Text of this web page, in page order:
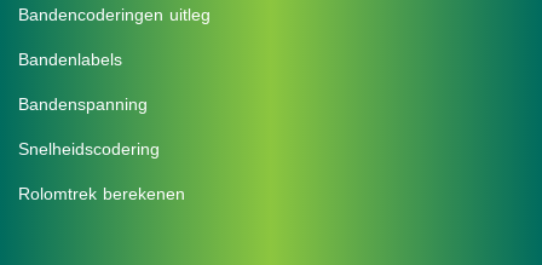
Bandencoderingen uitleg
Bandenlabels
Bandenspanning
Snelheidscodering
Rolomtrek berekenen